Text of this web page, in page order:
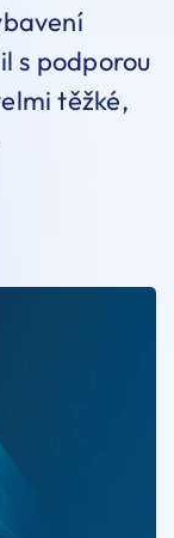
s podporou
těžké,